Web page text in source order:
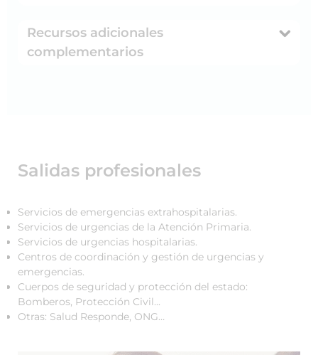
Recursos adicionales
complementarios
Salidas profesionales
Servicios de emergencias extrahospitalarias.
Servicios de urgencias de la Atención Primaria.
Servicios de urgencias hospitalarias.
Centros de coordinación y gestión de urgencias y
emergencias.
Cuerpos de seguridad y protección del estado:
Bomberos, Protección Civil...
Otras: Salud Responde, ONG…